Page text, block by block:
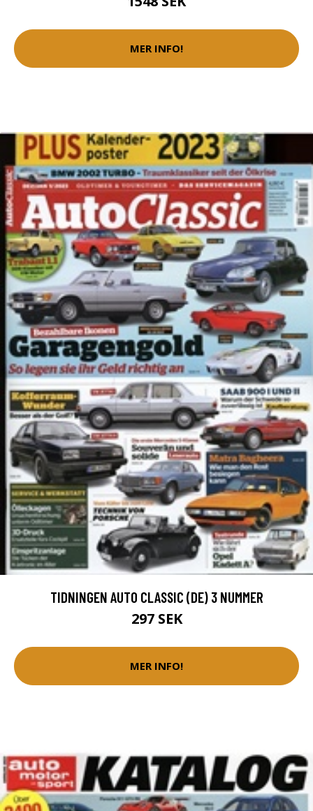
MER INFO!
TIDNINGEN AUTO CLASSIC (DE) 3 NUMMER
297 SEK
MER INFO!